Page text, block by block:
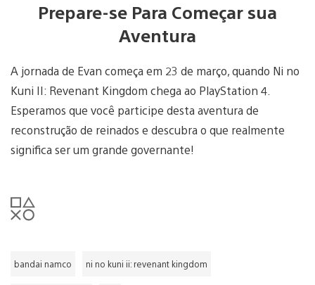
Prepare-se Para Começar sua
Aventura
A jornada de Evan começa em 23 de março, quando Ni no
Kuni II: Revenant Kingdom chega ao PlayStation 4.
Esperamos que você participe desta aventura de
reconstrução de reinados e descubra o que realmente
significa ser um grande governante!
bandai namco ni no kuni ii: revenant kingdom